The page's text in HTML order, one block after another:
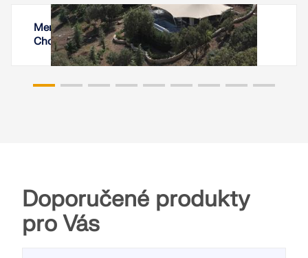
Membránové zastřešení, Armoon Camp,
Chorramábád, Írán
Doporučené produkty
pro Vás